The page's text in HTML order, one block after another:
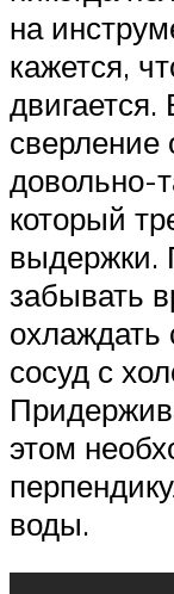
на
кажется,
сверление
довольно-
который
выдержки.
забывать
охлаждать
сосуд с
этом
воды.